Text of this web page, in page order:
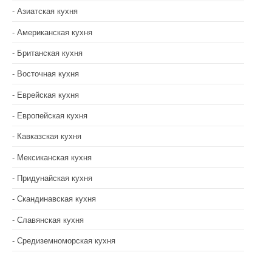
Азиатская кухня
Американская кухня
Британская кухня
Восточная кухня
Еврейская кухня
Европейская кухня
Кавказская кухня
Мексиканская кухня
Придунайская кухня
Скандинавская кухня
Славянская кухня
Средиземноморская кухня